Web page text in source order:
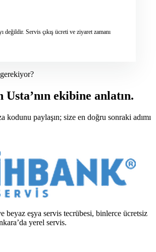
değildir. Servis çıkış ücreti ve ziyaret zamanı
Usta’nın ekibine anlatın.
kodunu paylaşın; size en doğru sonraki adımı
beyaz eşya servis tecrübesi, binlerce ücretsiz
yerel servis.